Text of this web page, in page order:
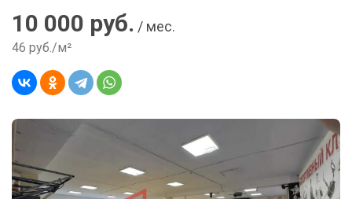
10 000 руб. / мес.
46 руб./м²